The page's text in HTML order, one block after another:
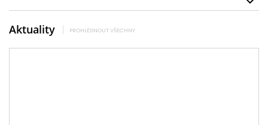
Aktuality PROHLÉDNOUT VŠECHNY